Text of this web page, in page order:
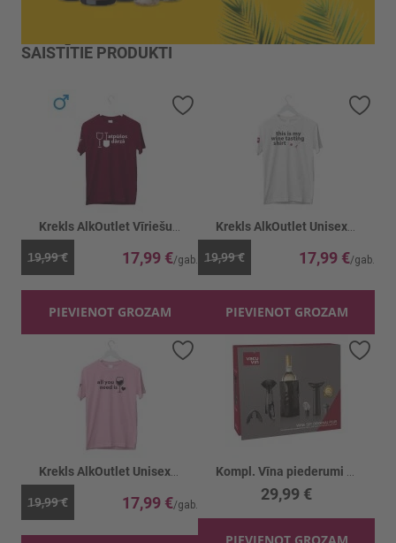
SAISTĪTIE PRODUKTI
19,99 € 17,99 €
PIEVIENOT GROZAM
19,99 € 17,99 €
PIEVIENOT GROZAM
19,99 € 17,99 €
Pievienot vēlmju sarakstam
29,99 €